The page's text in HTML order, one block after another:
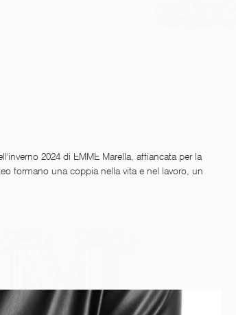
2024 di EMME Marella, affiancata per la
formano una coppia nella vita e nel lavoro, un